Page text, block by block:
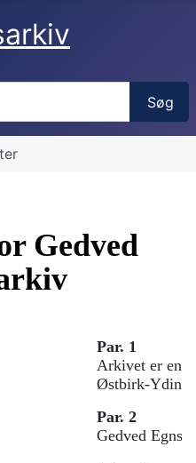
Søg
Gedved
Par. 1
Arkivet er en
Østbirk-Yding,
Par. 2
Gedved